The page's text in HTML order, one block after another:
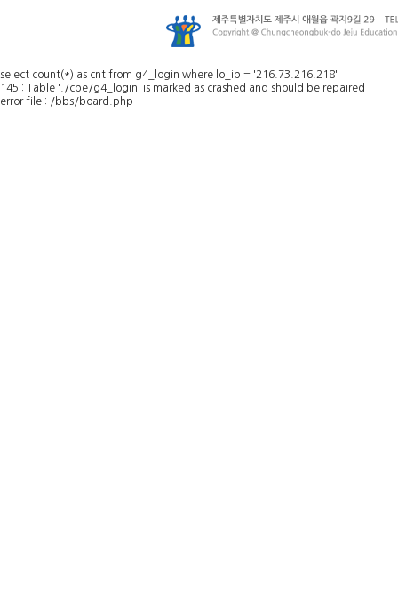
select count(*) as cnt from g4_login where lo_ip = '216.73.216.218'
145 : Table './cbe/g4_login' is marked as crashed and should be repaired
error file : /bbs/board.php